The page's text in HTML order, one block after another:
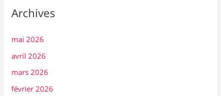
Archives
mai 2026
avril 2026
mars 2026
février 2026